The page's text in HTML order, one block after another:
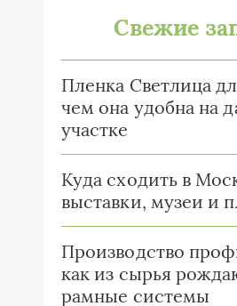
Свежие
Пленка Светлица
чем она удобна на
участке
Куда сходить в
выставки, музеи и
Производство
как из сырья
рамные системы